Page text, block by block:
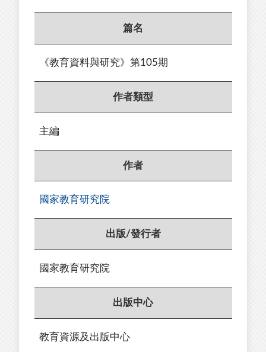
篇名
《教育資料與研究》第105期
作者類型
主編
作者
國家教育研究院
出版/發行者
國家教育研究院
出版中心
教育資源及出版中心